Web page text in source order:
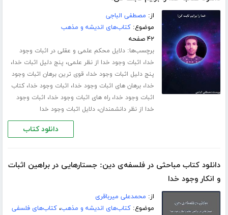
از: مصطفی الباجی
موضوع:کتاب‌های اندیشه و مذهب
۴۲ صفحه
برچسب‌ها:دلایل محکم علمی و عقلی در اثبات وجود
خدا، اثبات وجود خدا از نظر علمی، پنج دلیل اثبات خدا،
پنج دلیل اثبات وجود خدا، قوی ترین برهان اثبات وجود
خدا،برهان های اثبات وجود خدا، اثبات وجود خدا،کتاب
اثبات وجود خدا،راه های اثبات وجود خدا، اثبات وجود
خدا از نظر دانشمندان،دلایل اثبات وجود خدا
دانلود کتاب
دانلود کتاب مباحثی در فلسفه‌ی دین: جستارهایی در براهین اثبات
و انکار وجود خدا
از: محمدعلی میرباقری
موضوع:کتاب‌های اندیشه و مذهب،کتاب‌های فلسفی